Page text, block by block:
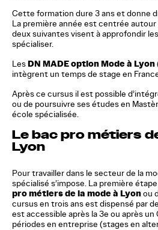
Cette formation dure 3 ans et donne
La première année est centrée
deux suivantes visent à approfondir
spécialiser.
LesDN MADE option Mode à Lyon
intègrent un temps de stage en
Après ce cursus il est possible
ou de poursuivre ses études en
école spécialisée.
Le bac pro métiers
Lyon
Pour travailler dans le secteur de la
spécialisé s’impose. La première
pro métiers de la mode à Lyonou
cursus en trois ans est dispensé par
est accessible après la 3e ou après un
périodes en entreprise (stages en